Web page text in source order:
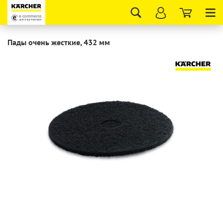
Пады очень жесткие, 432 мм